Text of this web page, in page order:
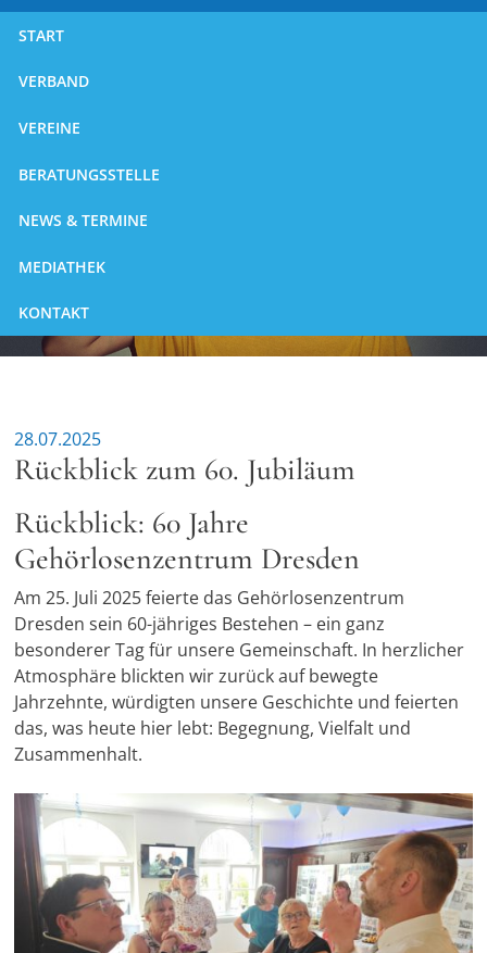
START
VERBAND
VEREINE
BERATUNGSSTELLE
NEWS & TERMINE
MEDIATHEK
KONTAKT
28.07.2025
Rückblick zum 60. Jubiläum
Rückblick: 60 Jahre
Gehörlosenzentrum Dresden
Am 25. Juli 2025 feierte das Gehörlosenzentrum
Dresden sein 60-jähriges Bestehen – ein ganz
besonderer Tag für unsere Gemeinschaft. In herzlicher
Atmosphäre blickten wir zurück auf bewegte
Jahrzehnte, würdigten unsere Geschichte und feierten
das, was heute hier lebt: Begegnung, Vielfalt und
Zusammenhalt.